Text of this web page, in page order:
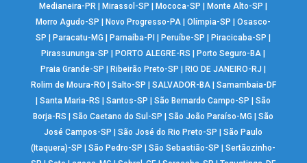
Medianeira-PR |Mirassol-SP |Mococa-SP |Monte Alto-SP |
Morro Agudo-SP |Novo Progresso-PA |Olímpia-SP |Osasco-
SP |Paracatu-MG |Parnaíba-PI |Peruíbe-SP |Piracicaba-SP |
Pirassununga-SP |PORTO ALEGRE-RS |Porto Seguro-BA |
Praia Grande-SP |Ribeirão Preto-SP |RIO DE JANEIRO-RJ |
Rolim de Moura-RO | Salto-SP | SALVADOR-BA| Samambaia-DF
|Santa Maria-RS |Santos-SP |São Bernardo Campo-SP |São
Borja-RS |São Caetano do Sul-SP |São João Paraíso-MG |São
José Campos-SP |São José do Rio Preto-SP |São Paulo
(Itaquera)-SP |São Pedro-SP |São Sebastião-SP |Sertãozinho-